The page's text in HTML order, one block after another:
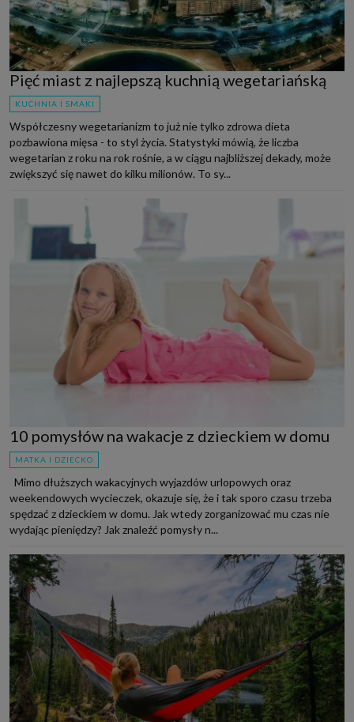
Pięć miast z najlepszą kuchnią wegetariańską
KUCHNIA I SMAKI
Współczesny wegetarianizm to już nie tylko zdrowa dieta
pozbawiona mięsa - to styl życia. Statystyki mówią, że liczba
wegetarian z roku na rok rośnie, a w ciągu najbliższej dekady, może
zwiększyć się nawet do kilku milionów. To sy...
10 pomysłów na wakacje z dzieckiem w domu
MATKA I DZIECKO
Mimo dłuższych wakacyjnych wyjazdów urlopowych oraz
weekendowych wycieczek, okazuje się, że i tak sporo czasu trzeba
spędzać z dzieckiem w domu. Jak wtedy zorganizować mu czas nie
wydając pieniędzy? Jak znaleźć pomysły n...